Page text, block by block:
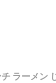
ラーメン